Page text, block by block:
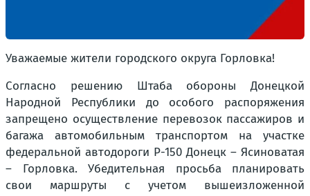
Уважаемые жители городского округа Горловка!
Согласно решению Штаба обороны Донецкой
Народной Республики до особого распоряжения
запрещено осуществление перевозок пассажиров и
багажа автомобильным транспортом на участке
федеральной автодороги Р-150 Донецк – Ясиноватая
– Горловка. Убедительная просьба планировать
свои маршруты с учетом вышеизложенной